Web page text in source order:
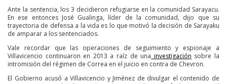
Ante la sentencia, los 3 decidieron refugiarse en la comunidad Sarayacu.
En ese entonces José Gualinga, líder de la comunidad, dijo que su
trayectoria de defensa a la vida es lo que motivó la decisión de Sarayaku
de amparar a los sentenciados.
Vale recordar que las operaciones de seguimiento y espionaje a
Villavicencio continuaron en 2013 a raíz de una investigación sobre la
intromisión del régimen de Correa en el juicio en contra de Chevron.
El Gobierno acusó a Villavicencio y Jiménez de divulgar el contenido de